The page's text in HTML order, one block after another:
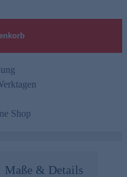
Shop
Maße & Details